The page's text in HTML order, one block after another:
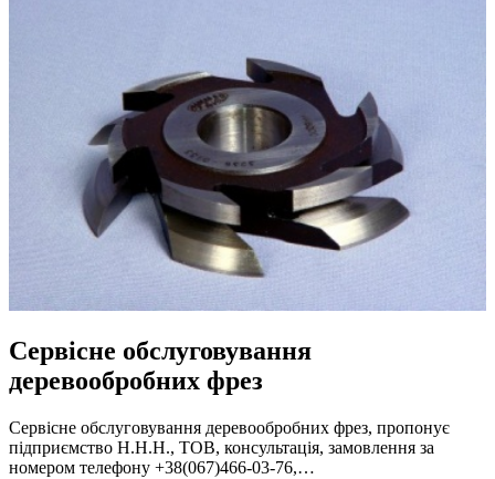
Сервісне обслуговування
деревообробних фрез
Сервісне обслуговування деревообробних фрез, пропонує
підприємство Н.Н.Н., ТОВ, консультація, замовлення за
номером телефону +38(067)466-03-76,…